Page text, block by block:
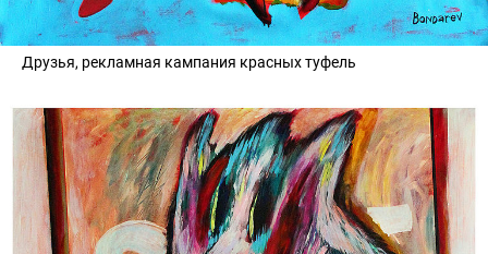
Друзья, рекламная кампания красных туфель